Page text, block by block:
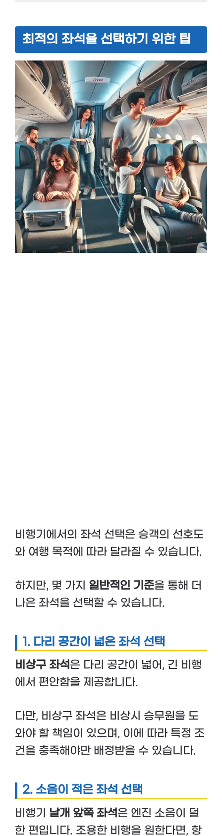
최적의 좌석을 선택하기 위한 팁
비행기에서의 좌석 선택은 승객의 선호도
와 여행 목적에 따라 달라질 수 있습니다.
하지만, 몇 가지 일반적인 기준을 통해 더
나은 좌석을 선택할 수 있습니다.
1. 다리 공간이 넓은 좌석 선택
비상구 좌석은 다리 공간이 넓어, 긴 비행
에서 편안함을 제공합니다.
다만, 비상구 좌석은 비상시 승무원을 도
와야 할 책임이 있으며, 이에 따라 특정 조
건을 충족해야만 배정받을 수 있습니다.
2. 소음이 적은 좌석 선택
비행기 날개 앞쪽 좌석은 엔진 소음이 덜
한 편입니다. 조용한 비행을 원한다면, 항